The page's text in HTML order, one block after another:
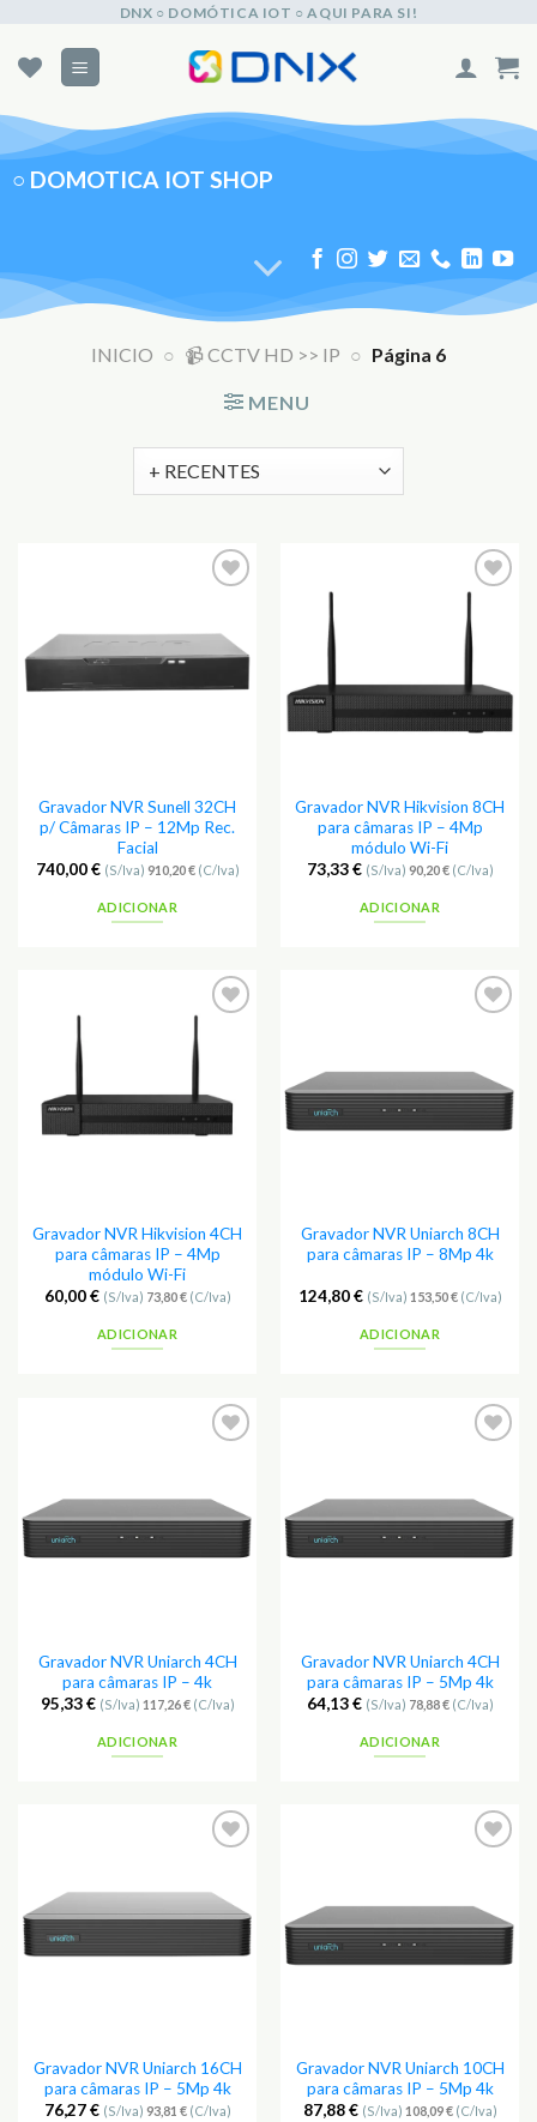
content
DNX ○ DOMÓTICA IOT ○ AQUI PARA SI!
○ DOMOTICA IOT SHOP
INICIO ○ 📹 CCTV HD >> IP ○ Página 6
MENU
Favoritos
Gravador NVR Sunell 32CH
p/ Câmaras IP – 12Mp Rec.
Facial
740,00€ (S/Iva) 910,20€(C/Iva)
ADICIONAR
aos
Favoritos
Gravador NVR Hikvision 8CH
para câmaras IP – 4Mp
módulo Wi-Fi
73,33€ (S/Iva) 90,20€(C/Iva)
ADICIONAR
Favoritos
Gravador NVR Hikvision 4CH
para câmaras IP – 4Mp
módulo Wi-Fi
60,00€ (S/Iva) 73,80€(C/Iva)
ADICIONAR
Gravador NVR Uniarch 8CH
para câmaras IP – 8Mp 4k
124,80€ (S/Iva) 153,50€(C/Iva)
ADICIONAR
Gravador NVR Uniarch 4CH
para câmaras IP – 4k
95,33€ (S/Iva) 117,26€(C/Iva)
ADICIONAR
Gravador NVR Uniarch 4CH
para câmaras IP – 5Mp 4k
64,13€ (S/Iva) 78,88€(C/Iva)
ADICIONAR
Favoritos
Gravador NVR Uniarch 16CH
para câmaras IP – 5Mp 4k
76,27€ (S/Iva) 93,81 €(C/Iva)
Gravador NVR Uniarch 10CH
para câmaras IP – 5Mp 4k
87,88€ (S/Iva) 108,09€(C/Iva)